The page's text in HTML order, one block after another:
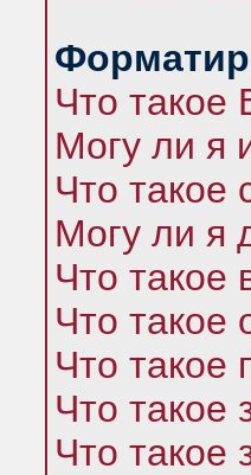
Что такое
Могу ли я
Что такое
Могу ли я
Что такое
Что такое
Что такое
Что такое
Что такое